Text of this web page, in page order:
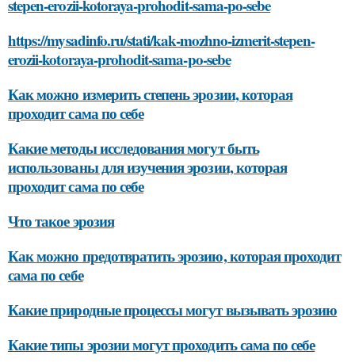
stepen-erozii-kotoraya-prohodit-sama-po-sebe
https://mysadinfo.ru/stati/kak-mozhno-izmerit-stepen-
erozii-kotoraya-prohodit-sama-po-sebe
Как можно измерить степень эрозии, которая
проходит сама по себе
Какие методы исследования могут быть
использованы для изучения эрозии, которая
проходит сама по себе
Что такое эрозия
Как можно предотвратить эрозию, которая проходит
сама по себе
Какие природные процессы могут вызывать эрозию
Какие типы эрозии могут проходить сама по себе